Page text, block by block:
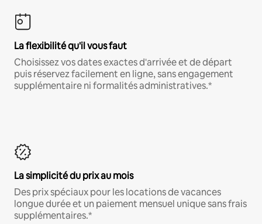
La flexibilité qu'il vous faut
Choisissez vos dates exactes d'arrivée et de départ
puis réservez facilement en ligne, sans engagement
supplémentaire ni formalités administratives.*
La simplicité du prix au mois
Des prix spéciaux pour les locations de vacances
longue durée et un paiement mensuel unique sans frais
supplémentaires.*